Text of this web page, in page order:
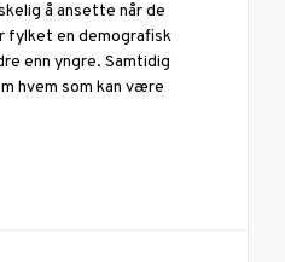
å ansette når de
fylket en demografisk
enn yngre. Samtidig
hvem som kan være